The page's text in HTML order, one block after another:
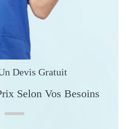
Devis Gratuit
Selon Vos Besoins